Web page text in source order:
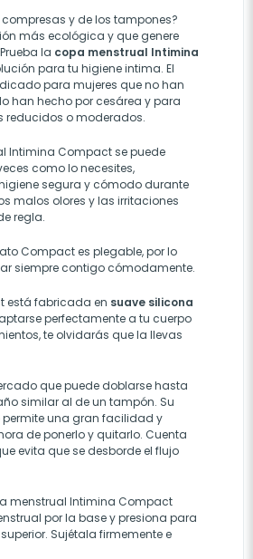
y de los tampones?
más ecológica y que genere
la copa menstrual Intimina
para tu higiene intima. El
para mujeres que no han
han hecho por cesárea y para
reducidos o moderados.
Intimina Compact se puede
como lo necesites,
segura y cómodo durante
malos olores y las irritaciones
regla.
Compact es plegable, por lo
siempre contigo cómodamente.
está fabricada en suave silicona
perfectamente a tu cuerpo
te olvidarás que la llevas
que puede doblarse hasta
similar al de un tampón. Su
una gran facilidad y
de ponerlo y quitarlo. Cuenta
evita que se desborde el flujo
menstrual Intimina Compact
por la base y presiona para
Sujétala firmemente e